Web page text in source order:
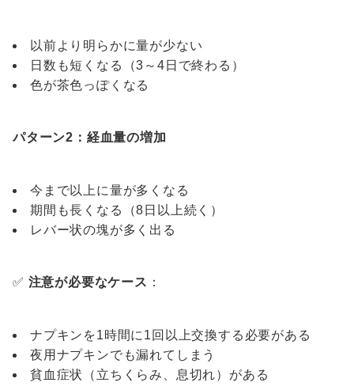
以前より明らかに量が少ない
日数も短くなる（3～4日で終わる）
色が茶色っぽくなる
パターン2：経血量の増加
今まで以上に量が多くなる
期間も長くなる（8日以上続く）
レバー状の塊が多く出る
✅ 注意が必要なケース ：
ナプキンを1時間に1回以上交換する必要がある
夜用ナプキンでも漏れてしまう
貧血症状（立ちくらみ、息切れ）がある